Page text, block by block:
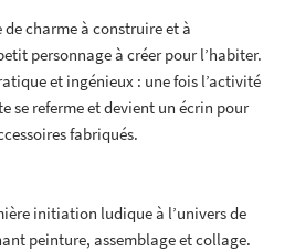
charme à construire et à
personnage à créer pour l’habiter.
et ingénieux : une fois l’activité
se referme et devient un écrin pour
fabriqués.
initiation ludique à l’univers de
peinture, assemblage et collage.